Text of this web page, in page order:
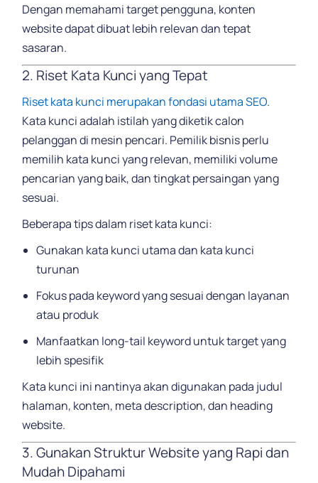
Dengan memahami target pengguna, konten
website dapat dibuat lebih relevan dan tepat
sasaran.
2. Riset Kata Kunci yang Tepat
Riset kata kunci merupakan fondasi utama SEO.
Kata kunci adalah istilah yang diketik calon
pelanggan di mesin pencari. Pemilik bisnis perlu
memilih kata kunci yang relevan, memiliki volume
pencarian yang baik, dan tingkat persaingan yang
sesuai.
Beberapa tips dalam riset kata kunci:
Gunakan kata kunci utama dan kata kunci
turunan
Fokus pada keyword yang sesuai dengan layanan
atau produk
Manfaatkan long-tail keyword untuk target yang
lebih spesifik
Kata kunci ini nantinya akan digunakan pada judul
halaman, konten, meta description, dan heading
website.
3. Gunakan Struktur Website yang Rapi dan
Mudah Dipahami